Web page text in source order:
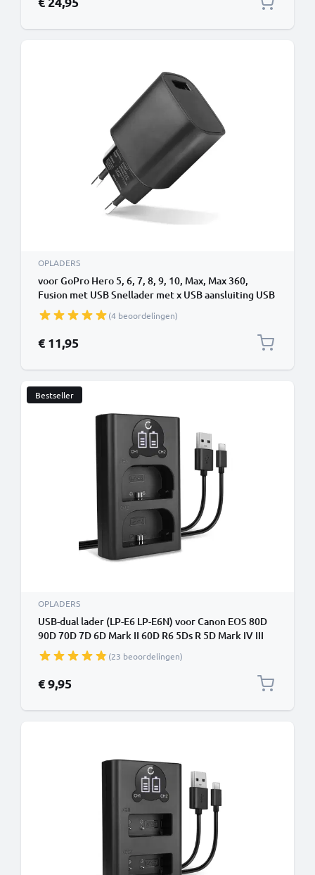
OPLADERS
voor GoPro Hero 5, 6, 7, 8, 9, 10, Max, Max 360,
Fusion met USB Snellader met x USB aansluiting USB
Oplader USB Power Adapter Lichtnetadapter
(4 beoordelingen)
€ 11,95
Bestseller
OPLADERS
USB-dual lader (LP-E6 LP-E6N) voor Canon EOS 80D
90D 70D 7D 6D Mark II 60D R6 5Ds R 5D Mark IV III
XC10 + 1m + USB Kabel van CELLONIC
(23 beoordelingen)
€ 9,95